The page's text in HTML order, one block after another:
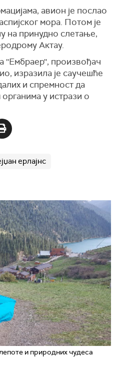
aвион је послао
мора. Потом је
на принудно слетање,
Актау.
''Ембраер'', произвођач
изразила је саучешће
и спремност да
у истрази о
ерлајнс
и природних чудеса